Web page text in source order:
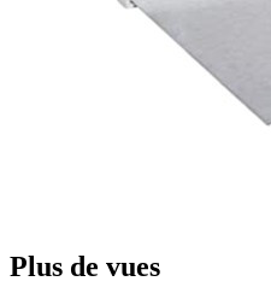
Plus de vues